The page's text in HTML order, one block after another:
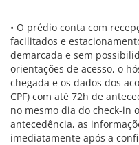
• O prédio conta com
facilitados e
demarcada e sem
orientações de acesso, o
chegada e os dados dos
CPF) com até 72h de
no mesmo dia do check-in
antecedência, as
imediatamente após a